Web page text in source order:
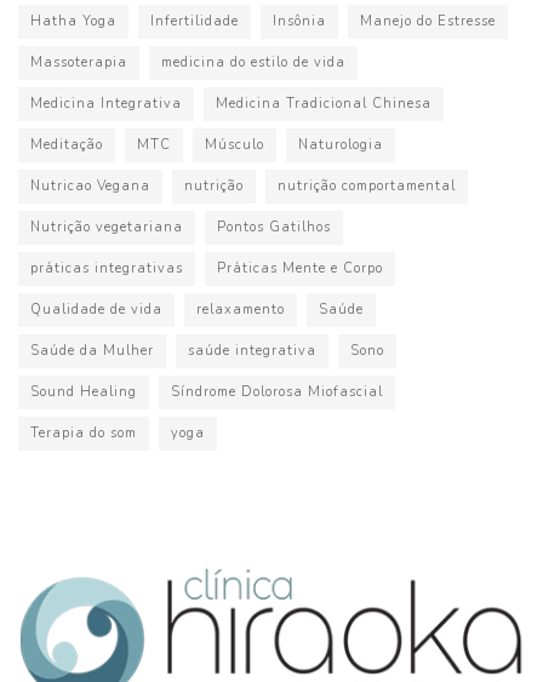
Hatha Yoga Infertilidade Insônia Manejo do Estresse
Massoterapia medicina do estilo de vida
Medicina Integrativa Medicina Tradicional Chinesa
Meditação MTC Músculo Naturologia
Nutricao Vegana nutrição nutrição comportamental
Nutrição vegetariana Pontos Gatilhos
práticas integrativas Práticas Mente e Corpo
Qualidade de vida relaxamento Saúde
Saúde da Mulher saúde integrativa Sono
Sound Healing Síndrome Dolorosa Miofascial
Terapia do som yoga